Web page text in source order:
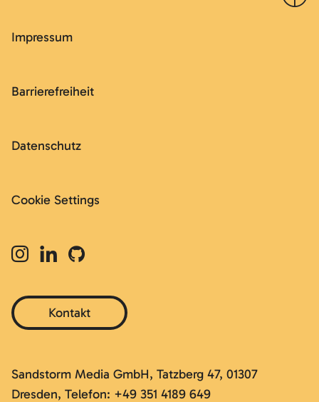
Impressum
Barrierefreiheit
Datenschutz
Cookie Settings
Kontakt
Sandstorm Media GmbH, Tatzberg 47, 01307
Dresden, Telefon: +49 351 4189 649